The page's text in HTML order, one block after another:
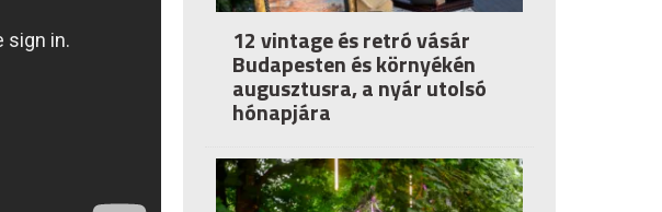
12 vintage és retró vásár
Budapesten és környékén
augusztusra, a nyár utolsó
hónapjára